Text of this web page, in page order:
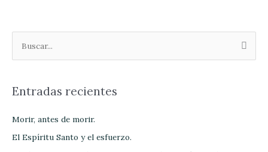
u
c
Entradas recientes
Morir, antes de morir.
El Espíritu Santo y el esfuerzo.